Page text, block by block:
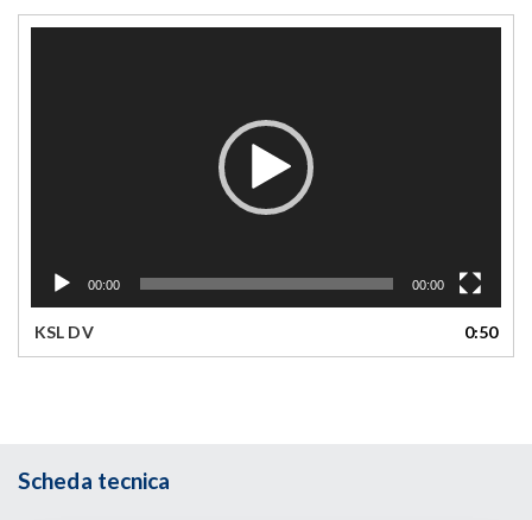
00:00 00:00
KSL DV 0:50
Scheda tecnica